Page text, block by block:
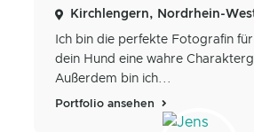
Kirchlengern, Nordrhein-
Ich bin die perfekte Fotografin
dein Hund eine wahre
Außerdem bin ich...
Portfolio ansehen